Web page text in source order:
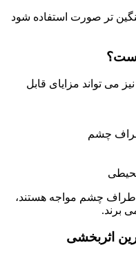
تر صورت استفاده شود
است؟
می تواند مزایای قابل
چشم
چشم مواجه هستند،
برند.
اثربخشی